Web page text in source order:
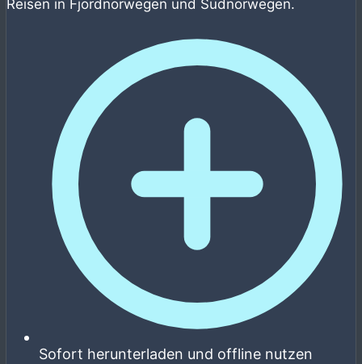
Reisen in Fjordnorwegen und Südnorwegen.
Sofort herunterladen und offline nutzen